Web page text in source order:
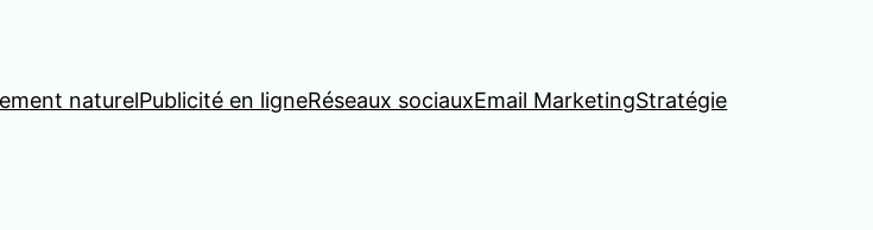
naturelPublicité en ligneRéseaux sociauxEmail MarketingStratégie